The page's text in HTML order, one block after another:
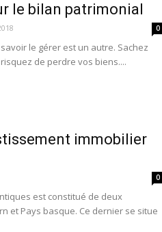
le bilan patrimonial
0
le gérer est un autre. Sachez
de perdre vos biens....
immobilier
0
est constitué de deux
et Pays basque. Ce dernier se situe